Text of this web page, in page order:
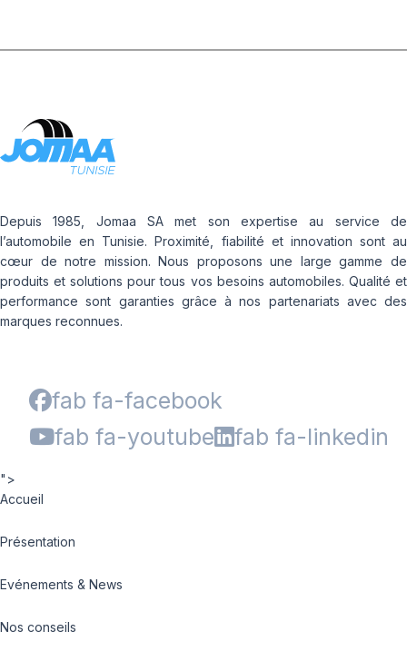
Depuis 1985, Jomaa SA met son expertise au service de
l’automobile en Tunisie. Proximité, fiabilité et innovation sont au
cœur de notre mission. Nous proposons une large gamme de
produits et solutions pour tous vos besoins automobiles. Qualité et
performance sont garanties grâce à nos partenariats avec des
marques reconnues.
fab fa-facebook
fab fa-youtube
fab fa-linkedin
">
Accueil
Présentation
Evénements & News
Nos conseils